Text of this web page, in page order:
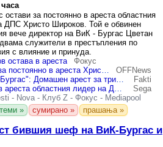
за постоянно в ареста областния
ДПС Христо Широков. Той е обвинен
вече директор на ВиК - Бургас Цветан
служители в престъпления по
с влияние и принуда.
остава в ареста
Фокус
Съдът остави за постоянно в ареста Христо Широков от ДПС
OFFNews
Аферата "ВиК-Бургас": Домашен арест за трима обвиняеми ОБЗОР
Fakti
Съдът остави в ареста областния лидер на ДПС-Бургас
Sega
- Nova - Клуб Z - Фокус - Mediapool
» сумирано » прашања »
бившия шеф на ВиК-Бургас и